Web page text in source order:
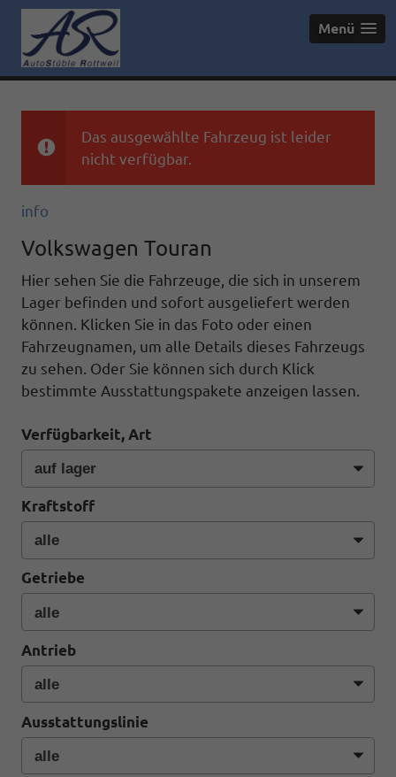
Menü
Das ausgewählte Fahrzeug ist leider
nicht verfügbar.
info
Volkswagen Touran
Hier sehen Sie die Fahrzeuge, die sich in unserem
Lager befinden und sofort ausgeliefert werden
können. Klicken Sie in das Foto oder einen
Fahrzeugnamen, um alle Details dieses Fahrzeugs
zu sehen. Oder Sie können sich durch Klick
bestimmte Ausstattungspakete anzeigen lassen.
Verfügbarkeit, Art
Kraftstoff
Getriebe
Antrieb
Ausstattungslinie